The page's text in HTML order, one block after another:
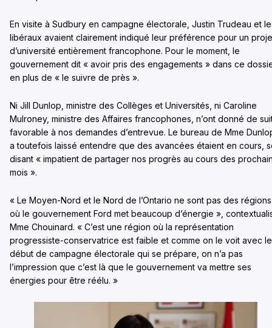
En visite à Sudbury en campagne électorale, Justin Trudeau et
libéraux avaient clairement indiqué leur préférence pour un
d’université entièrement francophone. Pour le moment, le
gouvernement dit « avoir pris des engagements » dans ce
en plus de « le suivre de près ».
Ni Jill Dunlop, ministre des Collèges et Universités, ni Caroline
Mulroney, ministre des Affaires francophones, n’ont donné de
favorable à nos demandes d’entrevue. Le bureau de Mme
a toutefois laissé entendre que des avancées étaient en cours,
disant « impatient de partager nos progrès au cours des
mois ».
« Le Moyen-Nord et le Nord de l’Ontario ne sont pas des régions
où le gouvernement Ford met beaucoup d’énergie »,
Mme Chouinard. « C’est une région où la représentation
progressiste-conservatrice est faible et comme on le voit avec le
début de campagne électorale qui se prépare, on n’a pas
l’impression que c’est là que le gouvernement va mettre ses
énergies pour être réélu. »